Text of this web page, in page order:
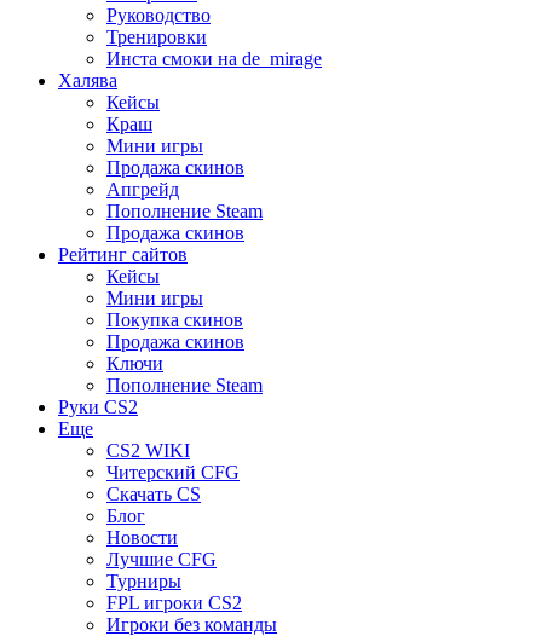
Руководство
Тренировки
Инста смоки на de_mirage
Халява
Кейсы
Краш
Мини игры
Продажа скинов
Апгрейд
Пополнение Steam
Продажа скинов
Рейтинг сайтов
Кейсы
Мини игры
Покупка скинов
Продажа скинов
Ключи
Пополнение Steam
Руки CS2
Еще
CS2 WIKI
Читерский CFG
Скачать CS
Блог
Новости
Лучшие CFG
Турниры
FPL игроки CS2
Игроки без команды